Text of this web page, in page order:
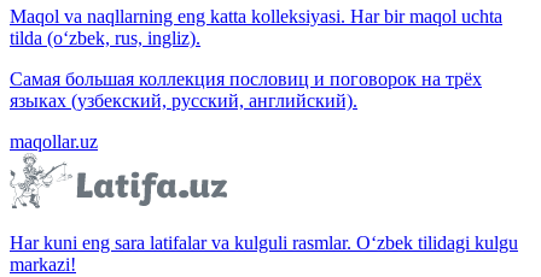
Maqol va naqllarning eng katta kolleksiyasi. Har bir maqol uchta
tilda (o‘zbek, rus, ingliz).
Самая большая коллекция пословиц и поговорок на трёх
языках (узбекский, русский, английский).
maqollar.uz
Har kuni eng sara latifalar va kulguli rasmlar. O‘zbek tilidagi kulgu
markazi!